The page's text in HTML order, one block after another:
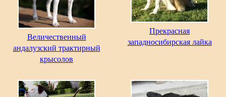
Величественный
андалузский трактирный
крысолов
Прекрасная
западносибирская лайка